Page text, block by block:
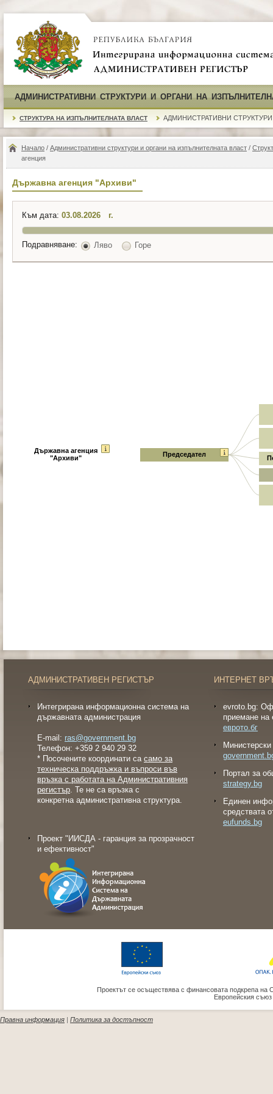
АДМИНИСТРАТИВНИ СТРУКТУРИ И ОРГАНИ НА
СТРУКТУРА НА ИЗПЪЛНИТЕЛНАТА ВЛАСТ АДМИНИСТРАТИВНИ СТРУКТУРИ
Начало / Административни структури и органи на изпълнителната власт /
агенция
Държавна агенция "Архиви"
Към дата: г.
Подравняване: Ляво Горе
Държавна агенция
"Архиви"
Председател
АДМИНИСТРАТИВЕН РЕГИСТЪР
Интегрирана информационна система на
държавната администрация
E-mail: ras@government.bg
Телефон: +359 2 940 29 32
* Посочените координати са само за
техническа поддръжка и въпроси във
връзка с работата на Административния
регистър. Те не са връзка с
конкретна административна структура.
Проект "ИИСДА - гаранция за прозрачност
и ефективност"
ИНТЕРНЕТ
evroto.bg:
приемане на
еврото.бг
Портал за
strategy.bg
Eдинен
средствата
eufunds.bg
Проектът се осъществява с финансовата подкрепа на
Европейския
Правна информация Политика за достъпност